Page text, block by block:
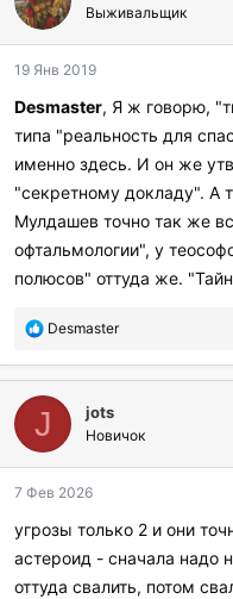
Выживальщик
19 Янв 2019
Desmaster, Я ж говорю,
типа "реальность для
именно здесь. И он же
"секретному докладу". А
Мулдашев точно так же
офтальмологии", у
полюсов" оттуда же.
П
б
л
а
г
о
а
и
л
и
Desmaster
J jots
Новичок
7 Фев 2026
угрозы только 2 и они
астероид - сначала надо
оттуда свалить, потом